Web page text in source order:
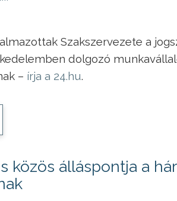
Szakszervezete a
dolgozó
– írja a 24.hu.
közös álláspontja a